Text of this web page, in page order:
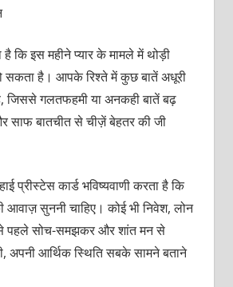
है कि इस महीने प्यार के मामले में थोड़ी
है। आपके रिश्ते में कुछ बातें अधूरी
जिससे गलतफहमी या अनकही बातें बढ़
साफ बातचीत से चीज़ें बेहतर की जी
प्रीस्टेसकार्ड भविष्यवाणी करता है कि
सुननी चाहिए। कोई भी निवेश, लोन
पहले सोच-समझकर और शांत मन से
आर्थिक स्थिति सबके सामने बताने